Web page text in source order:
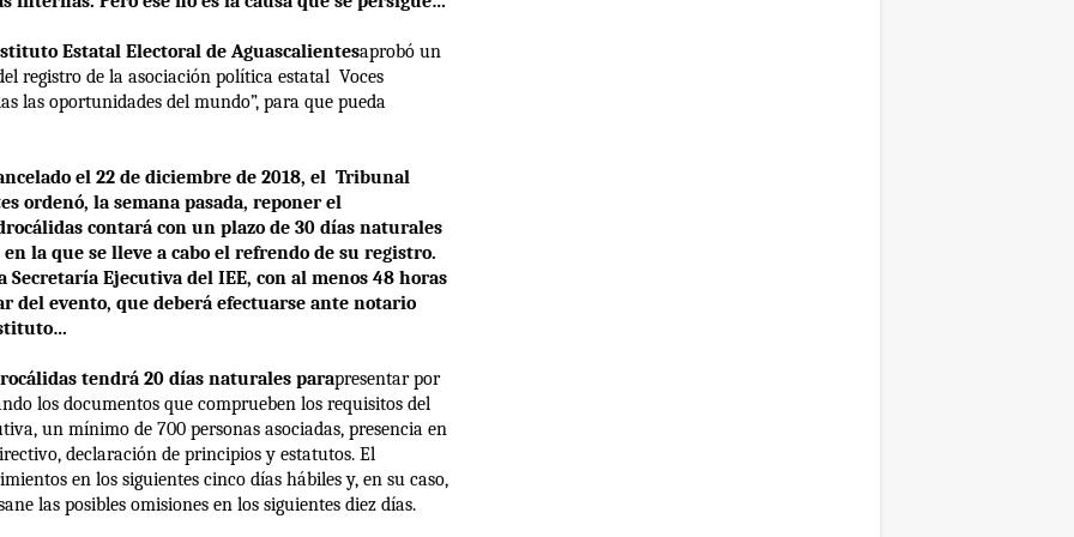
Estatal Electoral de Aguascalientesaprobó un
registro de la asociación política estatal Voces
las oportunidades del mundo”, para que pueda
el 22 de diciembre de 2018, el Tribunal
ordenó, la semana pasada, reponer el
contará con un plazo de 30 días naturales
la que se lleve a cabo el refrendo de su registro.
Ejecutiva del IEE, con al menos 48 horas
del evento, que deberá efectuarse ante notario
tendrá 20 días naturales parapresentar por
los documentos que comprueben los requisitos del
un mínimo de 700 personas asociadas, presencia en
declaración de principios y estatutos. El
en los siguientes cinco días hábiles y, en su caso,
las posibles omisiones en los siguientes diez días.